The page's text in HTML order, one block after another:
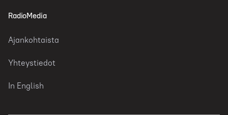
RadioMedia
Ajankohtaista
Yhteystiedot
In English